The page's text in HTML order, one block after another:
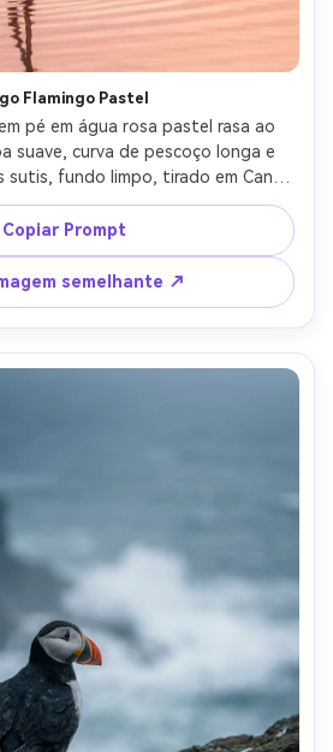
Flamingo Pastel
pé em água rosa pastel rasa ao
suave, curva de pescoço longa e
fundo limpo, tirado em Canon
f/2.8, classificação de cores quentes
composição minimalista, humor
sereno-AR 4:5
Copiar Prompt
semelhante ↗
imagens com
sem limites.
grátis!
Grátis →